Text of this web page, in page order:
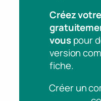
Créez
vouspour
version
fiche.
Créer un